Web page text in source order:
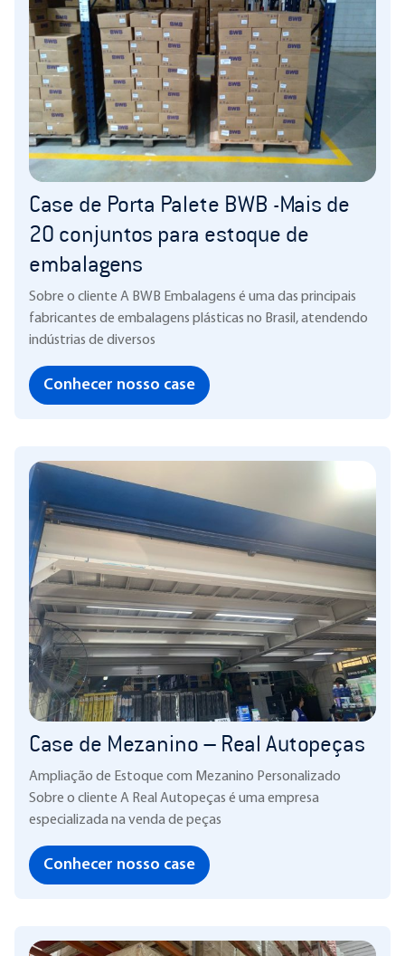
Case de Porta Palete BWB -Mais de
20 conjuntos para estoque de
embalagens
Sobre o cliente A BWB Embalagens é uma das principais
fabricantes de embalagens plásticas no Brasil, atendendo
indústrias de diversos
Conhecer nosso case
Case de Mezanino – Real Autopeças
Ampliação de Estoque com Mezanino Personalizado
Sobre o cliente A Real Autopeças é uma empresa
especializada na venda de peças
Conhecer nosso case